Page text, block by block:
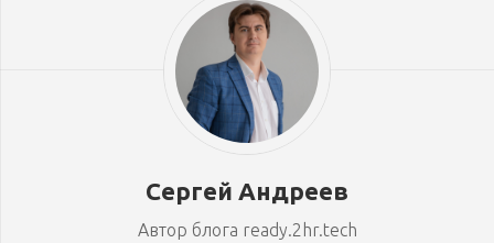
Сергей Андреев
Автор блога ready.2hr.tech